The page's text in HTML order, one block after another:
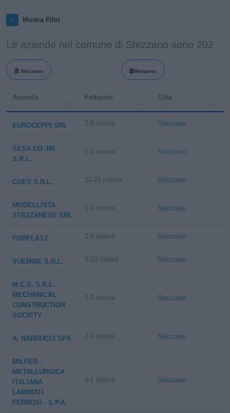
Mostra Filtri
Le aziende nel comune di Stezzano sono 202
Stezzano Bergamo
Azienda Fatturato Città
EUROCEPPI SRL 2-5 milioni Stezzano
SESA CO. IM.
S.R.L.
1-2 milioni Stezzano
COES S.R.L. 10-25 milioni Stezzano
MODELLISTA
STEZZANESE SRL
1-2 milioni Stezzano
FORPLAST 2-5 milioni Stezzano
VUEMME S.R.L. 5-10 milioni Stezzano
M.C.S. S.R.L.
MECHANICAL
CONSTRUCTION
SOCIETY
2-5 milioni Stezzano
A. NARDUCCI SPA 2-5 milioni Stezzano
MILFER -
METALLURGICA
ITALIANA
LAMINATI
FERROSI - S.P.A.
0-1 milioni Stezzano